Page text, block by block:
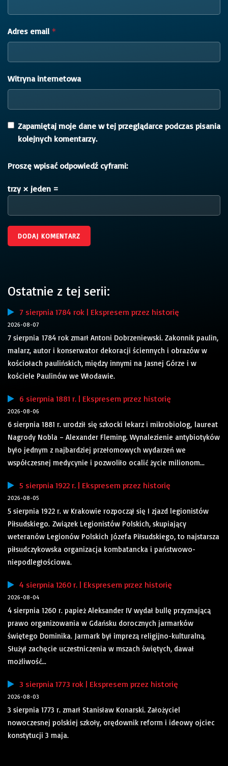
Adres email *
Witryna internetowa
Zapamiętaj moje dane w tej przeglądarce podczas pisania
kolejnych komentarzy.
Proszę wpisać odpowiedź cyframi:
trzy × jeden =
Ostatnie z tej serii:
7 sierpnia 1784 rok | Ekspresem przez historię
2026-08-07
7 sierpnia 1784 rok zmarł Antoni Dobrzeniewski. Zakonnik paulin,
malarz, autor i konserwator dekoracji ściennych i obrazów w
kościołach paulińskich, między innymi na Jasnej Górze i w
kościele Paulinów we Włodawie.
6 sierpnia 1881 r. | Ekspresem przez historię
2026-08-06
6 sierpnia 1881 r. urodził się szkocki lekarz i mikrobiolog, laureat
Nagrody Nobla – Alexander Fleming. Wynalezienie antybiotyków
było jednym z najbardziej przełomowych wydarzeń we
współczesnej medycynie i pozwoliło ocalić życie milionom...
5 sierpnia 1922 r. | Ekspresem przez historię
2026-08-05
5 sierpnia 1922 r. w Krakowie rozpoczął się I zjazd legionistów
Piłsudskiego. Związek Legionistów Polskich, skupiający
weteranów Legionów Polskich Józefa Piłsudskiego, to najstarsza
piłsudczykowska organizacja kombatancka i państwowo-
niepodległościowa.
4 sierpnia 1260 r. | Ekspresem przez historię
2026-08-04
4 sierpnia 1260 r. papież Aleksander IV wydał bullę przyznającą
prawo organizowania w Gdańsku dorocznych jarmarków
świętego Dominika. Jarmark był imprezą religijno-kulturalną.
Służył zachęcie uczestniczenia w mszach świętych, dawał
możliwość...
3 sierpnia 1773 rok | Ekspresem przez historię
2026-08-03
3 sierpnia 1773 r. zmarł Stanisław Konarski. Założyciel
nowoczesnej polskiej szkoły, orędownik reform i ideowy ojciec
konstytucji 3 maja.